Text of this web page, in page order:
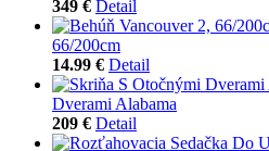
349 € Detail
66/200cm
14.99 € Detail
Dverami Alabama
209 € Detail